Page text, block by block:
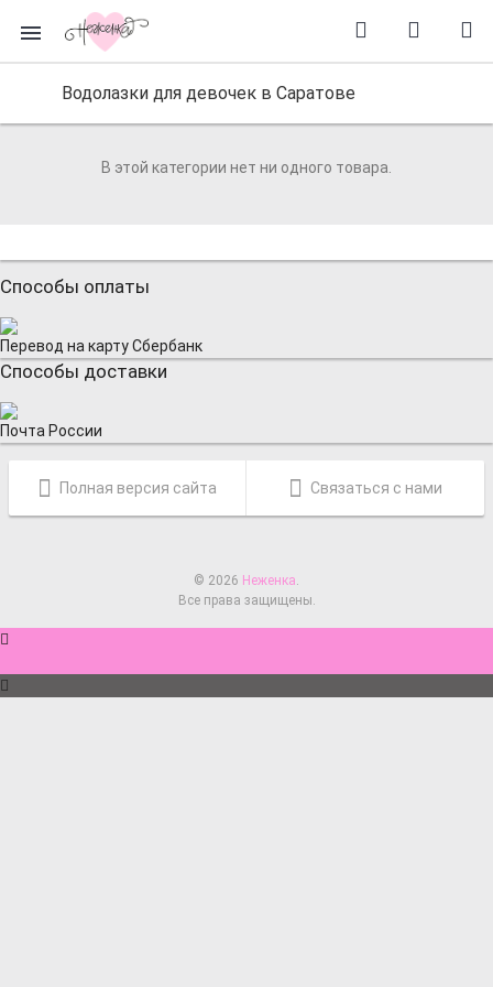
Водолазки для девочек в Саратове
В этой категории нет ни одного товара.
Способы оплаты
Перевод на карту Сбербанк
Способы доставки
Почта России
Полная версия сайта Связаться с нами
© 2026 Неженка.
Все права защищены.